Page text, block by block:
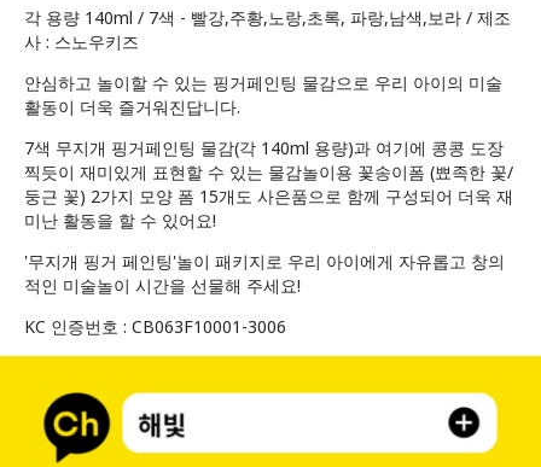
각 용량 140ml / 7색 - 빨강,주황,노랑,초록, 파랑,남색,보라 / 제조
사 : 스노우키즈
안심하고 놀이할 수 있는 핑거페인팅 물감으로 우리 아이의 미술
활동이 더욱 즐거워진답니다.
7색 무지개 핑거페인팅 물감(각 140ml 용량)과 여기에 콩콩 도장
찍듯이 재미있게 표현할 수 있는 물감놀이용 꽃송이폼 (뾰족한 꽃/
둥근 꽃) 2가지 모양 폼 15개도 사은품으로 함께 구성되어 더욱 재
미난 활동을 할 수 있어요!
'무지개 핑거 페인팅'놀이 패키지로 우리 아이에게 자유롭고 창의
적인 미술놀이 시간을 선물해 주세요!
KC 인증번호 : CB063F10001-3006